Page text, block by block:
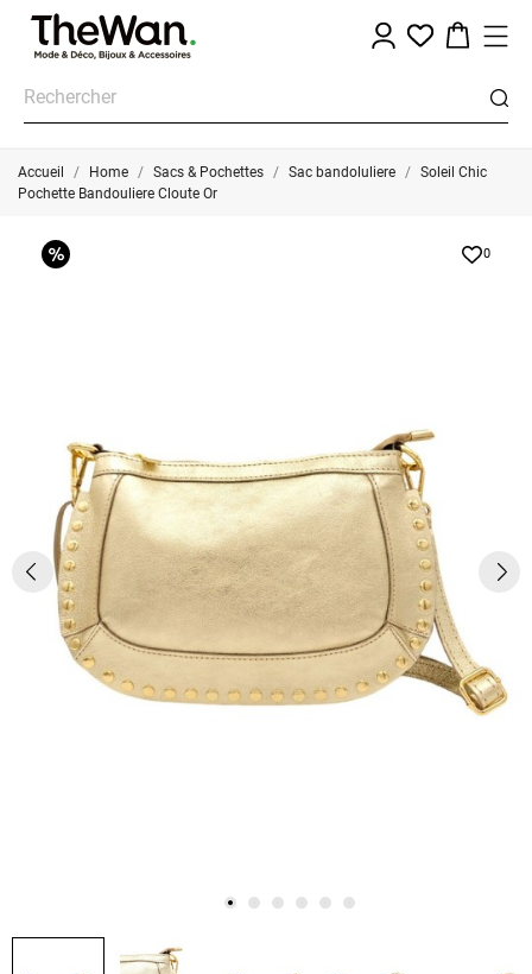
Accueil Home Sacs & Pochettes Sac bandoluliere
Soleil Chic
Pochette Bandouliere Cloute Or
0